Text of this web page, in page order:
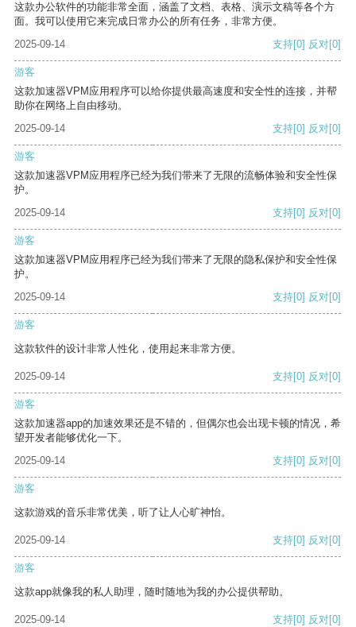
这款办公软件的功能非常全面，涵盖了文档、表格、演示文稿等各个方
面。我可以使用它来完成日常办公的所有任务，非常方便。
2025-09-14
支持[0] 反对[0]
游客
这款加速器VPM应用程序可以给你提供最高速度和安全性的连接，并帮
助你在网络上自由移动。
2025-09-14
支持[0] 反对[0]
游客
这款加速器VPM应用程序已经为我们带来了无限的流畅体验和安全性保
护。
2025-09-14
支持[0] 反对[0]
游客
这款加速器VPM应用程序已经为我们带来了无限的隐私保护和安全性保
护。
2025-09-14
支持[0] 反对[0]
游客
这款软件的设计非常人性化，使用起来非常方便。
2025-09-14 支持[0] 反对[0]
游客
这款加速器app的加速效果还是不错的，但偶尔也会出现卡顿的情况，希
望开发者能够优化一下。
2025-09-14
支持[0] 反对[0]
游客
这款游戏的音乐非常优美，听了让人心旷神怡。
2025-09-14 支持[0] 反对[0]
游客
这款app就像我的私人助理，随时随地为我的办公提供帮助。
2025-09-14 支持[0] 反对[0]